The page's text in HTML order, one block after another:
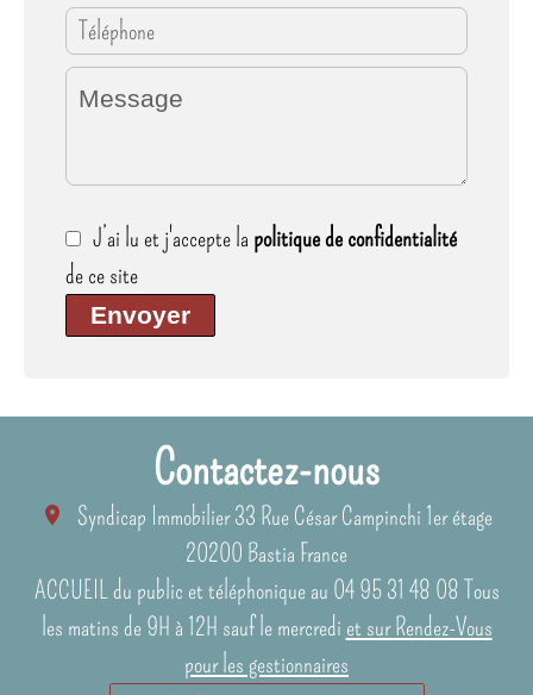
J’ai lu et j'accepte la politique de confidentialité
de ce site
Envoyer
Contactez-nous
Syndicap Immobilier33 Rue César Campinchi 1er étage
20200 Bastia France
ACCUEIL du public et téléphonique au 04 95 31 48 08 Tous
les matins de 9H à 12H sauf le mercredi et sur Rendez-Vous
pour les gestionnaires